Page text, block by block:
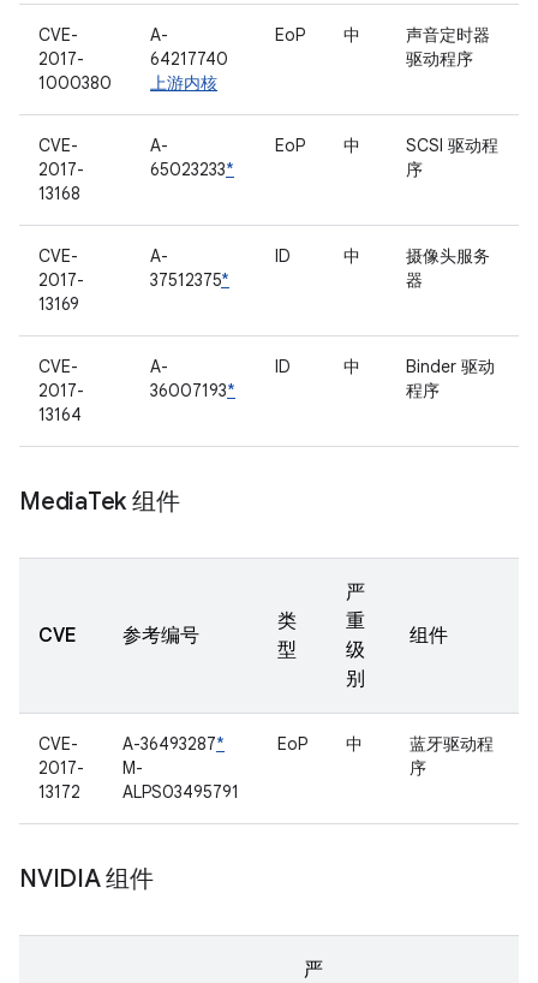
CVE-
2017-
1000380
A-
64217740
上游内核
EoP 中
声音定时器
驱动程序
CVE-
2017-
13168
A-
65023233*
EoP 中
SCSI 驱动程
序
CVE-
2017-
13169
A-
37512375*
ID 中
摄像头服务
器
CVE-
2017-
13164
A-
36007193*
ID 中
Binder 驱动
程序
MediaTek 组件
CVE 参考编号
类
型
严
重
级
别
组件
CVE-
2017-
13172
A-36493287*
M-
ALPS03495791
EoP 中
蓝牙驱动程
序
NVIDIA 组件
严